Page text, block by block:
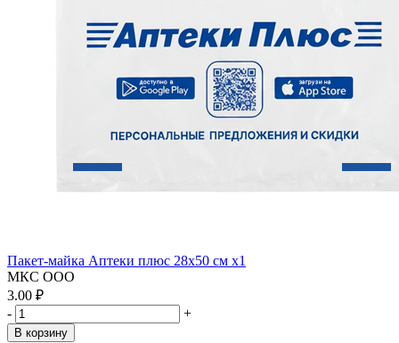
Пакет-майка Аптеки плюс 28х50 см x1
МКС ООО
3.00 ₽
-
+
В корзину